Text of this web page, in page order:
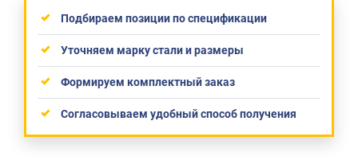
Подбираем позиции по спецификации
Уточняем марку стали и размеры
Формируем комплектный заказ
Согласовываем удобный способ получения